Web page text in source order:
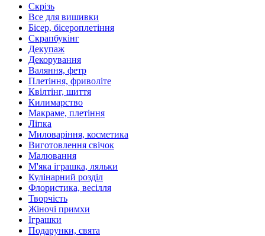
Скрізь
Все для вишивки
Бісер, бісероплетіння
Скрапбукінг
Декупаж
Декорування
Валяння, фетр
Плетіння, фриволіте
Квілтінг, шиття
Килимарство
Макраме, плетіння
Ліпка
Миловаріння, косметика
Виготовлення свічок
Малювання
М'яка іграшка, ляльки
Кулінарний розділ
Флористика, весілля
Творчість
Жіночі примхи
Іграшки
Подарунки, свята